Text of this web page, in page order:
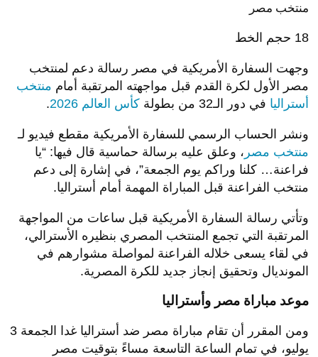
منتخب مصر
18 حجم الخط
وجهت السفارة الأمريكية في مصر رسالة دعم لمنتخب
مصر الأول لكرة القدم قبل مواجهته المرتقبة أمام منتخب
أستراليا في دور الـ32 من بطولة كأس العالم 2026 .
ونشر الحساب الرسمي للسفارة الأمريكية مقطع فيديو لـ
منتخب مصر ، وعلق عليه برسالة حماسية قال فيها: “يا
فراعنة… كلنا وراكم يوم الجمعة”، في إشارة إلى دعم
منتخب الفراعنة قبل المباراة المهمة أمام أستراليا.
وتأتي رسالة السفارة الأمريكية قبل ساعات من المواجهة
المرتقبة التي تجمع المنتخب المصري بنظيره الأسترالي،
في لقاء يسعى خلاله الفراعنة لمواصلة مشوارهم في
المونديال وتحقيق إنجاز جديد للكرة المصرية.
موعد مباراة مصر وأستراليا
ومن المقرر أن تقام مباراة مصر ضد أستراليا غدا الجمعة 3
يوليو، في تمام الساعة التاسعة مساءً بتوقيت مصر